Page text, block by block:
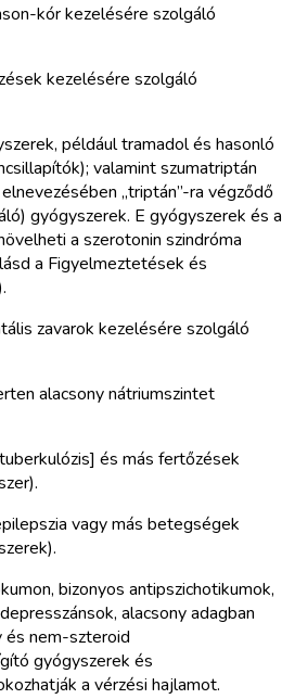
kór kezelésére szolgáló
kezelésére szolgáló
például tramadol és hasonló
valamint szumatriptán
„triptán”-ra végződő
gyógyszerek. E gyógyszerek és a
a szerotonin szindróma
a Figyelmeztetések és
zavarok kezelésére szolgáló
alacsony nátriumszintet
és más fertőzések
vagy más betegségek
bizonyos antipszichotikumok,
alacsony adagban
és nem-szteroid
gyógyszerek és
a vérzési hajlamot.